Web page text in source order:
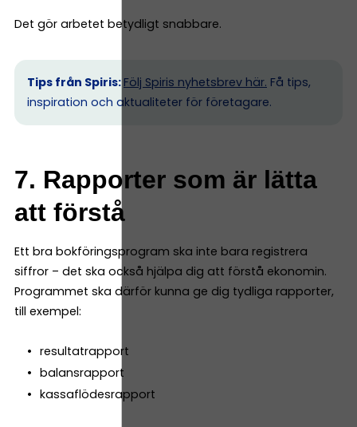
Det gör arbetet betydligt snabbare.
Tips från Spiris: Följ Spiris nyhetsbrev här. Få tips,
inspiration och aktualiteter för företagare.
7. Rapporter som är lätta
att förstå
Ett bra bokföringsprogram ska inte bara registrera
siffror – det ska också hjälpa dig att förstå ekonomin.
Programmet ska därför kunna ge dig tydliga rapporter,
till exempel:
resultatrapport
balansrapport
kassaflödesrapport